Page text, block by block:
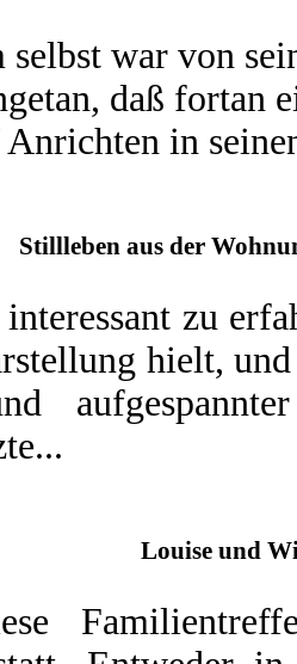
war von
daß fortan
in
Stillleben aus der
zu
hielt,
Louise und